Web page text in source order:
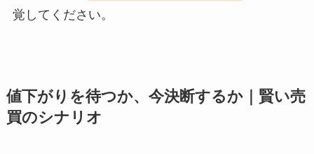
覚してください。
値下がりを待つか、今決断するか｜賢い売
買のシナリオ